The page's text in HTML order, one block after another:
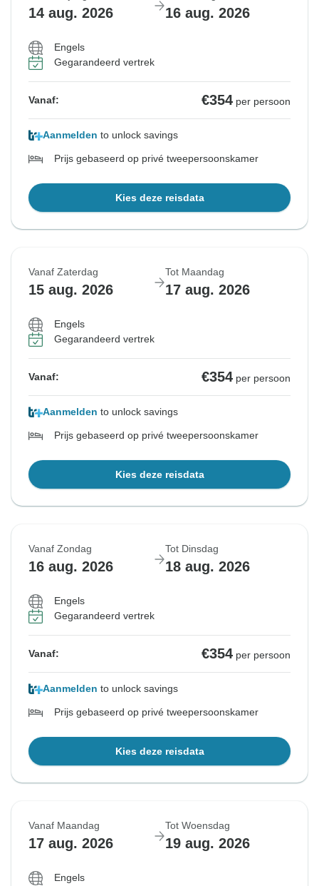
14 aug. 2026 16 aug. 2026
Engels
Gegarandeerd vertrek
Vanaf: €354 per persoon
Aanmelden to unlock savings
Prijs gebaseerd op privé tweepersoonskamer
Kies deze reisdata
Vanaf Zaterdag
15 aug. 2026
Tot Maandag
17 aug. 2026
Engels
Gegarandeerd vertrek
Vanaf: €354 per persoon
Aanmelden to unlock savings
Prijs gebaseerd op privé tweepersoonskamer
Kies deze reisdata
Vanaf Zondag
16 aug. 2026
Tot Dinsdag
18 aug. 2026
Engels
Gegarandeerd vertrek
Vanaf: €354 per persoon
Aanmelden to unlock savings
Prijs gebaseerd op privé tweepersoonskamer
Kies deze reisdata
Vanaf Maandag
17 aug. 2026
Tot Woensdag
19 aug. 2026
Engels